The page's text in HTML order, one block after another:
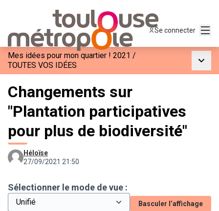
Se connecter
Mes idées pour mon quartier ! 2021 /
TOUTES VOS IDÉES
Changements sur
"Plantation participatives
pour plus de biodiversité"
Héloïse
27/09/2021 21:50
Sélectionner le mode de vue :
Basculer l’affichage